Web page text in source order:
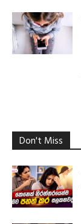
Don't Miss